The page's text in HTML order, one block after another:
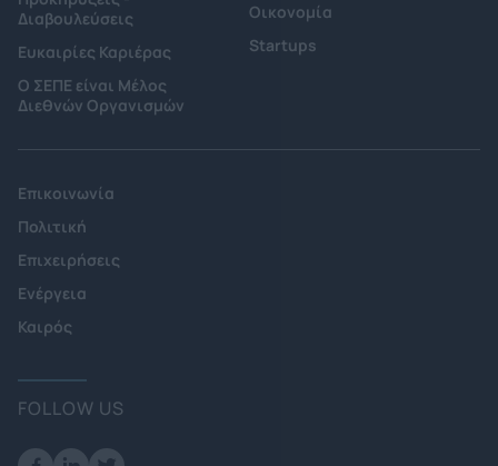
Διαβουλεύσεις
Ευκαιρίες Καριέρας
Ο ΣΕΠΕ είναι Μέλος
Διεθνών Οργανισμών
Οικονομία
Startups
Επικοινωνία
Πολιτική
Επιχειρήσεις
Ενέργεια
Καιρός
FOLLOW US